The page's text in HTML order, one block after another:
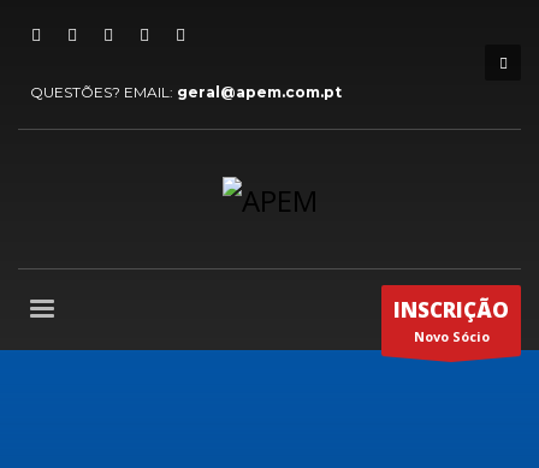
QUESTÕES? EMAIL: geral@apem.com.pt
INSCRIÇÃO
Novo Sócio